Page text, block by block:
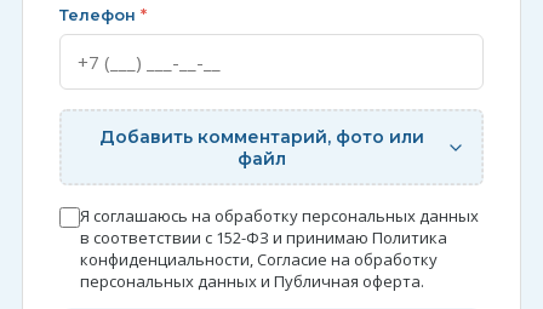
Телефон *
Добавить комментарий, фото или
файл
Я соглашаюсь на обработку персональных данных
в соответствии с 152-ФЗ и принимаю Политика
конфиденциальности,Согласие на обработку
персональных данныхи Публичная оферта.